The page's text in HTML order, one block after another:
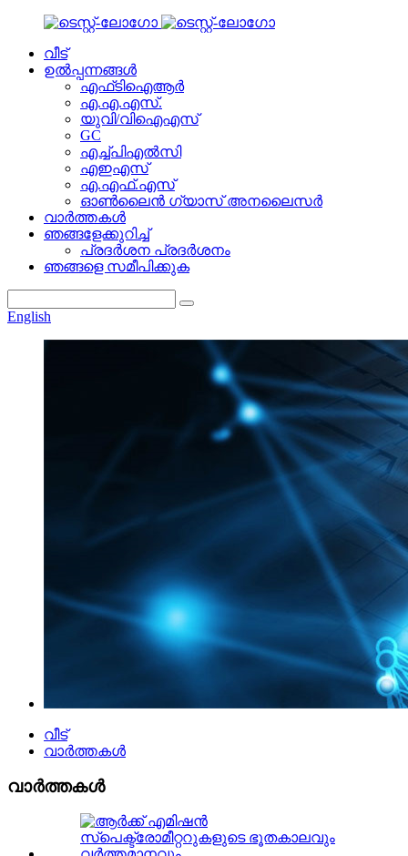
വീട്
ഉൽപ്പന്നങ്ങൾ
എഫ്‌ടി‌ഐ‌ആർ
എ.എ.എസ്.
യുവി/വിഐഎസ്
GC
എച്ച്പിഎൽസി
എഇഎസ്
എ.എഫ്.എസ്
ഓൺലൈൻ ഗ്യാസ് അനലൈസർ
വാർത്തകൾ
ഞങ്ങളേക്കുറിച്ച്
പ്രദർശന പ്രദർശനം
ഞങ്ങളെ സമീപിക്കുക
English
വീട്
വാർത്തകൾ
വാർത്തകൾ